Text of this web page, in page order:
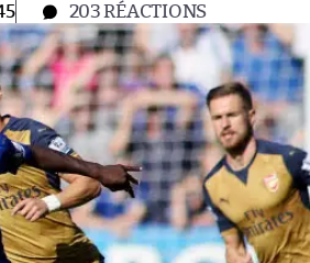
203RÉACTIONS